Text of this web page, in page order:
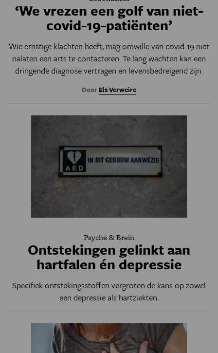
‘We vrezen een golf van niet-
covid-19-patiënten’
Wie ernstige klachten heeft, mag omwille van covid-19 niet
nalaten een arts te contacteren. Te lang wachten kan een
dringende diagnose vertragen en levensbedreigend zijn.
Door Els Verweire
Psyche & Brein
Ontstekingen gelinkt aan
hartfalen én depressie
Specifiek ontstekingsstoffen vergroten de kans op zowel
een depressie als hartziekten.